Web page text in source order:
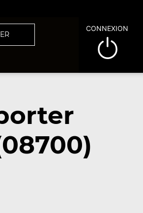
CONNEXION